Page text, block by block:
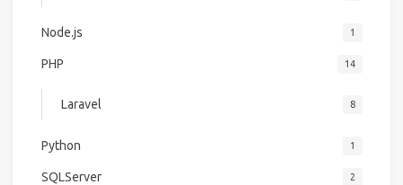
Node.js 1
PHP 14
Laravel 8
Python 1
SQLServer 2